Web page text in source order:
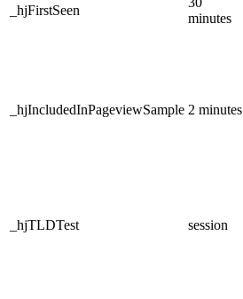
_hjFirstSeen
minutes
_hjIncludedInPageviewSample 2 minutes
_hjTLDTest session